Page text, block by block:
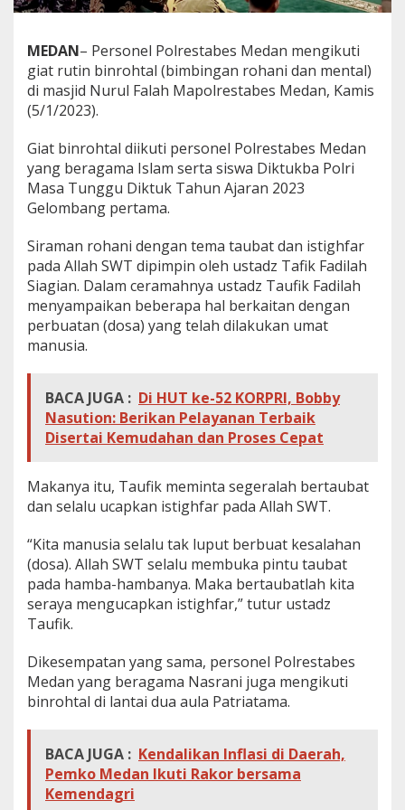
MEDAN– Personel Polrestabes Medan mengikuti
giat rutin binrohtal (bimbingan rohani dan mental)
di masjid Nurul Falah Mapolrestabes Medan, Kamis
(5/1/2023).
Giat binrohtal diikuti personel Polrestabes Medan
yang beragama Islam serta siswa Diktukba Polri
Masa Tunggu Diktuk Tahun Ajaran 2023
Gelombang pertama.
Siraman rohani dengan tema taubat dan istighfar
pada Allah SWT dipimpin oleh ustadz Tafik Fadilah
Siagian. Dalam ceramahnya ustadz Taufik Fadilah
menyampaikan beberapa hal berkaitan dengan
perbuatan (dosa) yang telah dilakukan umat
manusia.
BACA JUGA : Di HUT ke-52 KORPRI, Bobby
Nasution: Berikan Pelayanan Terbaik
Disertai Kemudahan dan Proses Cepat
Makanya itu, Taufik meminta segeralah bertaubat
dan selalu ucapkan istighfar pada Allah SWT.
“Kita manusia selalu tak luput berbuat kesalahan
(dosa). Allah SWT selalu membuka pintu taubat
pada hamba-hambanya. Maka bertaubatlah kita
seraya mengucapkan istighfar,” tutur ustadz
Taufik.
Dikesempatan yang sama, personel Polrestabes
Medan yang beragama Nasrani juga mengikuti
binrohtal di lantai dua aula Patriatama.
BACA JUGA : Kendalikan Inflasi di Daerah,
Pemko Medan Ikuti Rakor bersama
Kemendagri